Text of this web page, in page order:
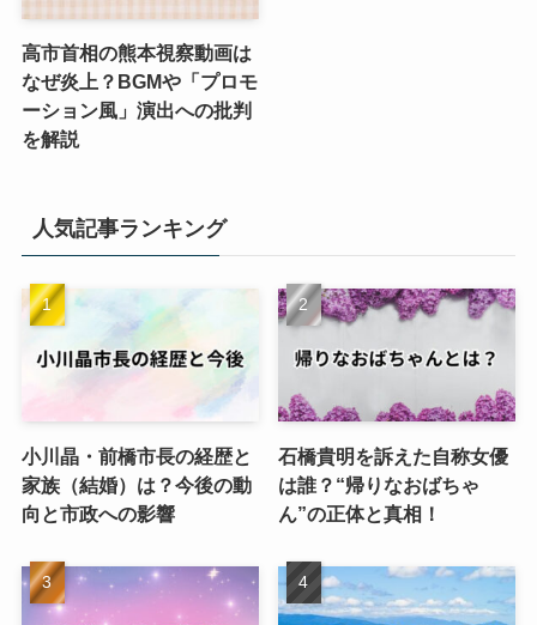
高市首相の熊本視察動画は
なぜ炎上？BGMや「プロモ
ーション風」演出への批判
を解説
人気記事ランキング
小川晶・前橋市長の経歴と
家族（結婚）は？今後の動
向と市政への影響
石橋貴明を訴えた自称女優
は誰？“帰りなおばちゃ
ん”の正体と真相！